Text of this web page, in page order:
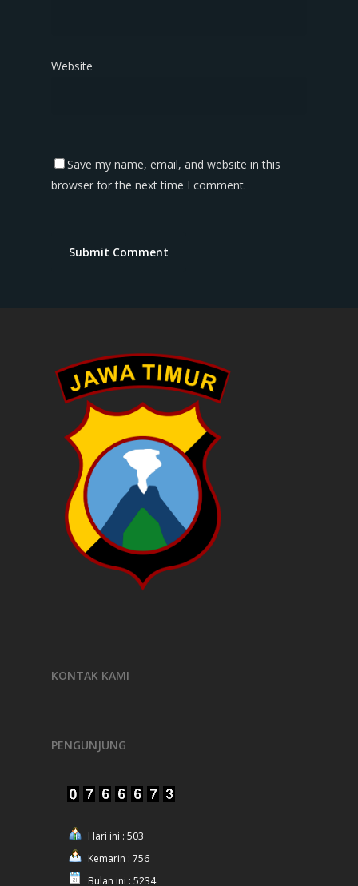
Website
Save my name, email, and website in this
browser for the next time I comment.
KONTAK KAMI
PENGUNJUNG
Hari ini : 503
Kemarin : 756
Bulan ini : 5234